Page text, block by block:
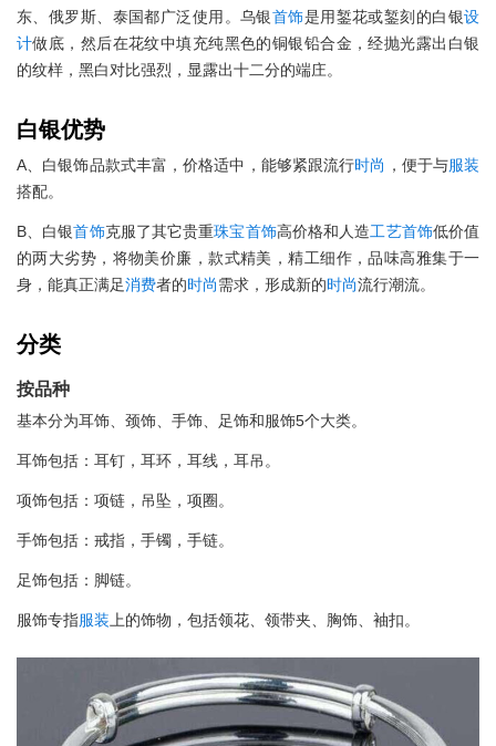
东、俄罗斯、泰国都广泛使用。乌银首饰是用錾花或錾刻的白银设
计做底，然后在花纹中填充纯黑色的铜银铅合金，经抛光露出白银
的纹样，黑白对比强烈，显露出十二分的端庄。
白银优势
A、白银饰品款式丰富，价格适中，能够紧跟流行时尚 ，便于与服装
搭配。
B、白银首饰克服了其它贵重珠宝首饰高价格和人造工艺首饰低价值
的两大劣势，将物美价廉，款式精美，精工细作，品味高雅集于一
身，能真正满足消费者的时尚需求，形成新的时尚流行潮流。
分类
按品种
基本分为耳饰、颈饰、手饰、足饰和服饰5个大类。
耳饰包括：耳钉，耳环，耳线，耳吊。
项饰包括：项链，吊坠，项圈。
手饰包括：戒指，手镯，手链。
足饰包括：脚链。
服饰专指服装 上的饰物，包括领花、领带夹、胸饰、袖扣。